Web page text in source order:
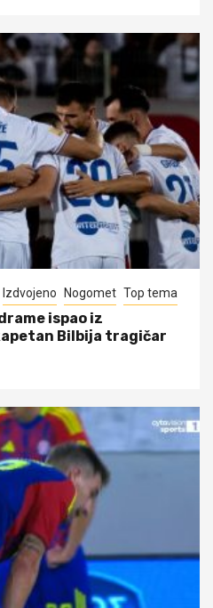
Izdvojeno Nogomet Top tema
ispao iz
Bilbija tragičar